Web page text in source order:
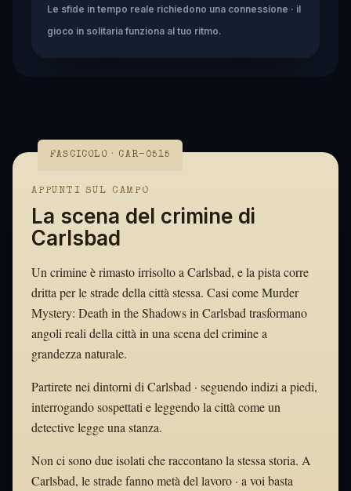
Le sfide in tempo reale richiedono una connessione · il
gioco in solitaria funziona al tuo ritmo.
FASCICOLO · CAR-0515
APPUNTI SUL CAMPO
La scena del crimine di
Carlsbad
Un crimine è rimasto irrisolto a Carlsbad, e la pista corre
dritta per le strade della città stessa. Casi come Murder
Mystery: Death in the Shadows in Carlsbad trasformano
angoli reali della città in una scena del crimine a
grandezza naturale.
Partirete nei dintorni di Carlsbad · seguendo indizi a piedi,
interrogando sospettati e leggendo la città come un
detective legge una stanza.
Non ci sono due isolati che raccontano la stessa storia. A
Carlsbad, le strade fanno metà del lavoro · a voi basta